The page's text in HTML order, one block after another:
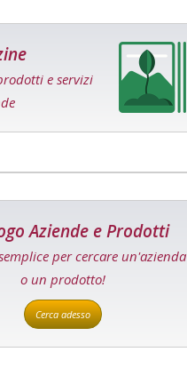
e servizi
Aziende e Prodotti
per cercare un'azienda
o un prodotto!
Cerca adesso